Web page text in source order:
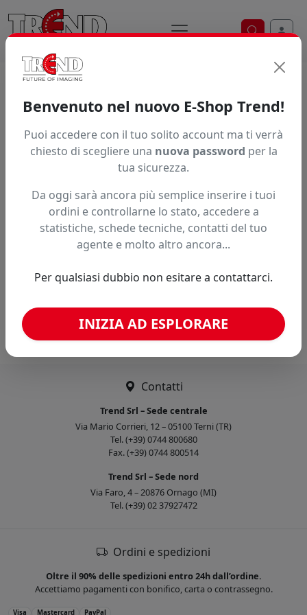
Ricerca
Articolo non trovato.
Hai trovato questo prodotto ad un prezzo più basso?
Fai una segnalazione
Confronta con articoli simili
Caricamento confronto...
Contatti
Trend Srl – Sede centrale
Via Mario Corrieri, 12 – 05100 Terni (TR)
Tel. (+39) 0744 800680
Fax. (+39) 0744 800514
Trend Srl – Sede nord
Via Faro, 4 – 20876 Ornago (MI)
Tel. (+39) 02 37927472
Ordini e spedizioni
Oltre il 90% delle spedizioni entro 24h dall’ordine.
Accettiamo pagamenti con bonifico, carta o contrassegno.
Visa Mastercard PayPal
Benvenuto nel nuovo E-Shop Trend!
Puoi accedere con il tuo solito account ma ti verrà
chiesto di scegliere una nuova password per la
tua sicurezza.
Da oggi sarà ancora più semplice inserire i tuoi
ordini e controllarne lo stato, accedere a
statistiche, schede tecniche, contatti del tuo
agente e molto altro ancora...
Per qualsiasi dubbio non esitare a contattarci.
INIZIA AD ESPLORARE